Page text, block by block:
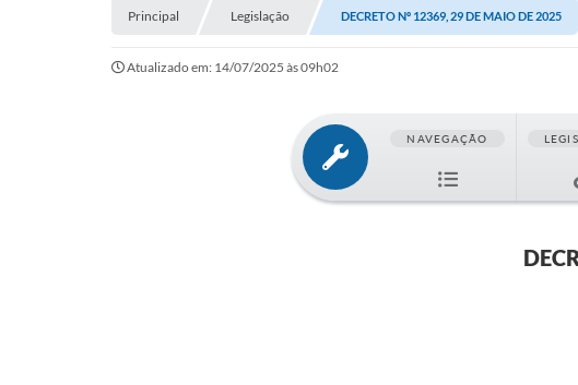
Principal Legislação DECRETO Nº 12369, 29 DE MAIO DE 2025
Atualizado em: 14/07/2025 às 09h02
NAVEGAÇÃO